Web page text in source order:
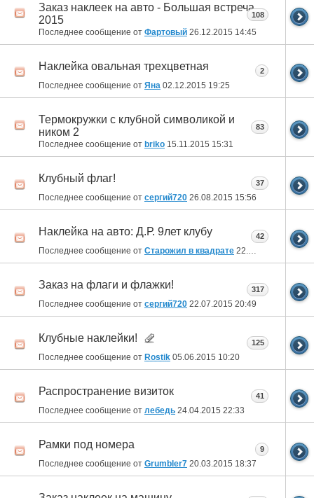
Заказ наклеек на авто - Большая встреча
2015
Последнее сообщение от Фартовый 26.12.2015 14:45
108
Наклейка овальная трехцветная
Последнее сообщение от Яна 02.12.2015 19:25
2
Термокружки с клубной символикой и
ником 2
Последнее сообщение от briko 15.11.2015 15:31
83
Клубный флаг!
Последнее сообщение от сергий720 26.08.2015 15:56
37
Наклейка на авто: Д.Р. 9лет клубу
Последнее сообщение от Старожил в квадрате 22.07.2015 21:37
42
Заказ на флаги и флажки!
Последнее сообщение от сергий720 22.07.2015 20:49
317
Клубные наклейки!
Последнее сообщение от Rostik 05.06.2015 10:20
125
Распространение визиток
Последнее сообщение от лебедь 24.04.2015 22:33
41
Рамки под номера
Последнее сообщение от Grumbler7 20.03.2015 18:37
9